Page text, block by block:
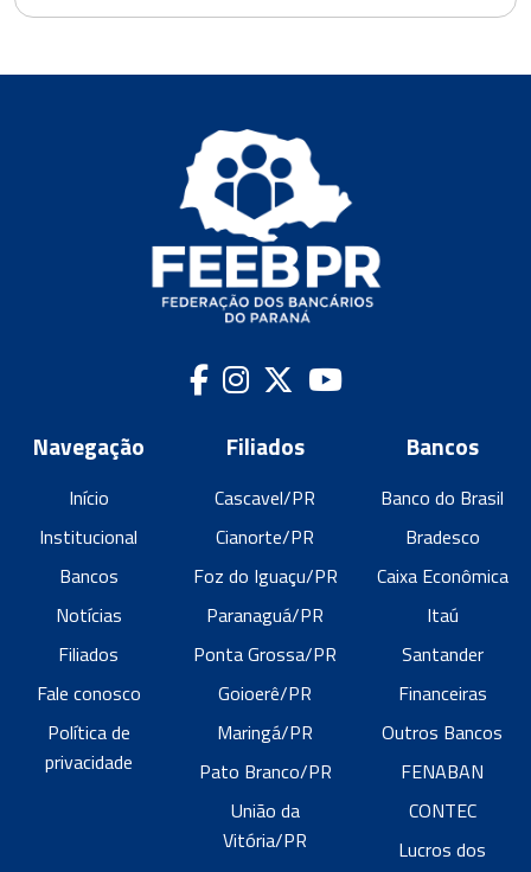
Navegação
Início
Institucional
Bancos
Notícias
Filiados
Fale conosco
Política de
privacidade
Filiados
Cascavel/PR
Cianorte/PR
Foz do Iguaçu/PR
Paranaguá/PR
Ponta Grossa/PR
Goioerê/PR
Maringá/PR
Pato Branco/PR
União da
Vitória/PR
Bancos
Banco do Brasil
Bradesco
Caixa Econômica
Itaú
Santander
Financeiras
Outros Bancos
FENABAN
CONTEC
Lucros dos